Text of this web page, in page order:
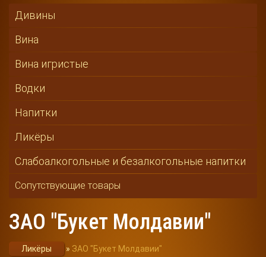
Дивины
Вина
Вина игристые
Водки
Напитки
Ликёры
Слабоалкогольные и безалкогольные напитки
Сопутствующие товары
ЗАО "Букет Молдавии"
Ликёры » ЗАО "Букет Молдавии"